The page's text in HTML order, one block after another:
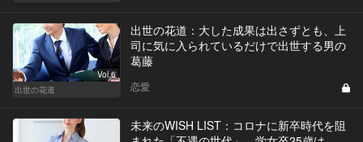
Vol.6
出世の花道
出世の花道：大した成果は出さずとも、上
司に気に入られているだけで出世する男の
葛藤
恋愛
未来のWISH LIST：コロナに新卒時代を阻